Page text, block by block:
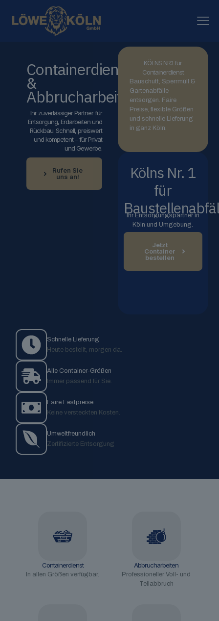
Containerdienst
&
Abbrucharbeiten
Ihr zuverlässiger Partner für
Entsorgung, Erdarbeiten und
Rückbau. Schnell, preiswert
und kompetent – für Privat
und Gewerbe.
Rufen Sie
uns an!
KÖLNS NR.1 für
Containerdienst
Bauschutt, Sperrmüll &
Gartenabfälle
entsorgen. Faire
Preise, flexible Größen
und schnelle Lieferung
in ganz Köln.
Kölns Nr. 1
für
Ihr Entsorgungspartner in
Köln und Umgebung.
Jetzt
Container
bestellen
Schnelle Lieferung
Heute bestellt, morgen da.
Alle Container-Größen
Immer passend für Sie.
Faire Festpreise
Keine versteckten Kosten.
Umweltfreundlich
Zertifizierte Entsorgung
Containerdienst
In allen Größen verfügbar.
Abbrucharbeiten
Professioneller Voll- und
Teilabbruch